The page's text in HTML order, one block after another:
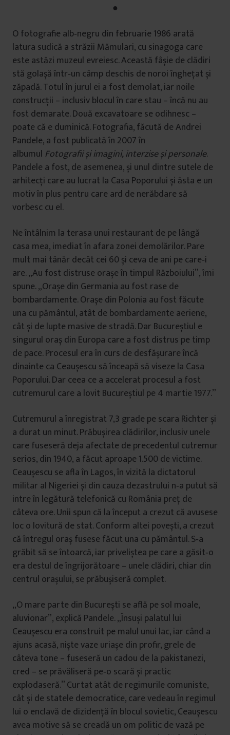
●
O fotografie alb‑negru din februarie 1986 arată
latura sudică a străzii Mămulari, cu sinagoga care
este astăzi muzeul evreiesc. Această fâșie de clădiri
stă golașă într‑un câmp deschis de noroi îngheţat și
zăpadă. Totul în jurul ei a fost demolat, iar noile
construcţii – inclusiv blocul în care stau – încă nu au
fost demarate. Două excavatoare se odihnesc –
poate că e duminică. Fotografia, făcută de Andrei
Pandele, a fost publicată în 2007 în
albumul Fotografii și imagini, interzise și personale.
Pandele a fost, de asemenea, și unul dintre sutele de
arhitecţi care au lucrat la Casa Poporului și ăsta e un
motiv în plus pentru care ard de nerăbdare să
vorbesc cu el.
Ne întâlnim la terasa unui restaurant de pe lângă
casa mea, imediat în afara zonei demolărilor. Pare
mult mai tânăr decât cei 60 și ceva de ani pe care‑i
are. „Au fost distruse orașe în timpul Războiului”, îmi
spune. „Orașe din Germania au fost rase de
bombardamente. Orașe din Polonia au fost făcute
una cu pământul, atât de bombardamente aeriene,
cât și de lupte masive de stradă. Dar Bucureștiul e
singurul oraș din Europa care a fost distrus pe timp
de pace. Procesul era în curs de desfășurare încă
dinainte ca Ceaușescu să înceapă să viseze la Casa
Poporului. Dar ceea ce a accelerat procesul a fost
cutremurul care a lovit Bucureștiul pe 4 martie 1977.”
Cutremurul a înregistrat 7,3 grade pe scara Richter și
a durat un minut. Prăbușirea clădirilor, inclusiv unele
care fuseseră deja afectate de precedentul cutremur
serios, din 1940, a făcut aproape 1.500 de victime.
Ceaușescu se afla în Lagos, în vizită la dictatorul
militar al Nigeriei și din cauza dezastrului n‑a putut să
intre în legătură telefonică cu România preţ de
câteva ore. Unii spun că la început a crezut că avusese
loc o lovitură de stat. Conform altei povești, a crezut
că întregul oraș fusese făcut una cu pământul. S‑a
grăbit să se întoarcă, iar priveliștea pe care a găsit‑o
era destul de îngrijorătoare – unele clădiri, chiar din
centrul orașului, se prăbușiseră complet.
„O mare parte din București se află pe sol moale,
aluvionar”, explică Pandele. „Însuși palatul lui
Ceaușescu era construit pe malul unui lac, iar când a
ajuns acasă, niște vaze uriașe din profir, grele de
câteva tone – fuseseră un cadou de la pakistanezi,
cred – se prăvăliseră pe‑o scară și practic
explodaseră.” Curtat atât de regimurile comuniste,
cât și de statele democratice, care vedeau în regimul
lui o enclavă de dizidenţă în blocul sovietic, Ceaușescu
avea motive să se creadă un om politic de vază pe